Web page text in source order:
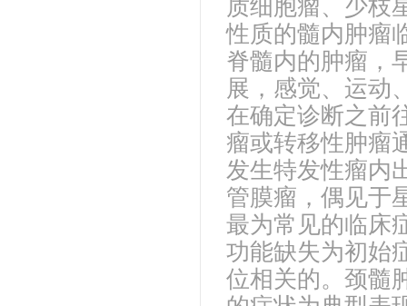
质细胞瘤、少枝
性质的髓内肿瘤
脊髓内的肿瘤，
展，感觉、运动
在确定诊断之前
瘤或转移性肿瘤
发生特发性瘤内
管膜瘤，偶见于
最为常见的临床
功能缺失为初始
位相关的。颈髓